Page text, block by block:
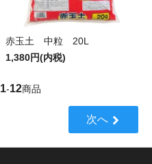
赤玉土 中粒 20L
1,380円(内税)
1-12商品
次へ